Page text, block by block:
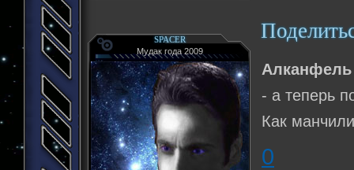
SPACER
Мудак года 2009
Алканфель
- а теперь
Как
0